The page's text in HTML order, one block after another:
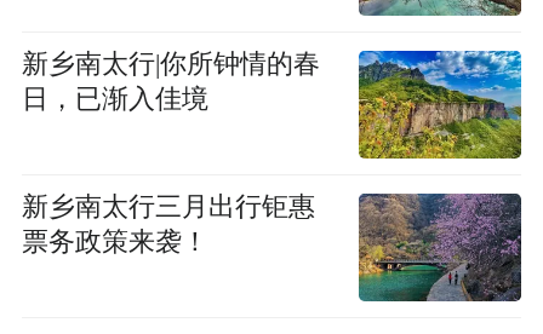
新乡南太行|你所钟情的春
日，已渐入佳境
新乡南太行三月出行钜惠
票务政策来袭！